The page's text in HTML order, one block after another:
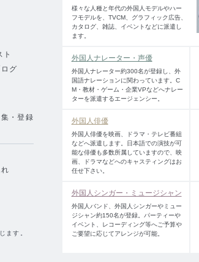
グ
・登録
ます。
様々な人種と年代の外国人モデルやハー
フモデルを、TVCM、グラフィック広告、
カタログ、雑誌、イベントなどに派遣し
ます。
外国人ナレーター・声優
外国人ナレーター約300名が登録し、外
国語ナレーションに関わっています。C
M・教材・ゲーム・企業VPなどへナレー
ターを派遣するエージェンシー。
外国人俳優
外国人俳優を映画、ドラマ・テレビ番組
などへ派遣します。日本語での演技が可
能な俳優も多数所属していますので、映
画、ドラマなどへのキャスティングはお
任せ下さい。
外国人シンガー・ミュージシャン
外国人バンド、外国人シンガーやミュー
ジシャン約150名が登録。パーティーや
イベント、レコーディング等へご予算や
ご要望に応じてアレンジが可能。